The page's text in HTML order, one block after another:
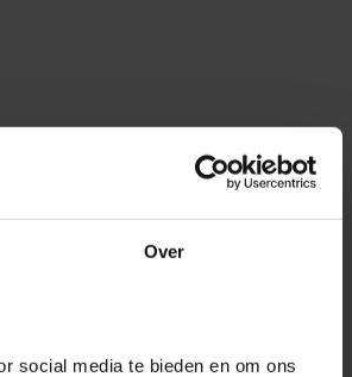
Over
social media te bieden en om ons